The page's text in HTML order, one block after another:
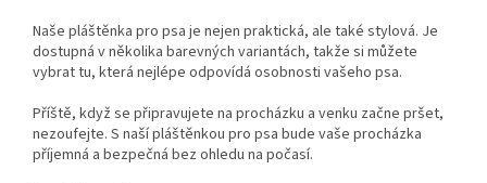
Naše pláštěnka pro psa je nejen praktická, ale také stylová. Je
dostupná v několika barevných variantách, takže si můžete
vybrat tu, která nejlépe odpovídá osobnosti vašeho psa.
Příště, když se připravujete na procházku a venku začne pršet,
nezoufejte. S naší pláštěnkou pro psa bude vaše procházka
příjemná a bezpečná bez ohledu na počasí.